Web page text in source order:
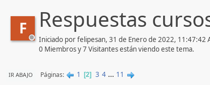
F Respuestas
Iniciado por felipesan, 31 de Enero de 2022, 11:47:42
0 Miembros y 7 Visitantes están viendo este tema.
IR ABAJO Páginas 1 2 3 4 ... 11